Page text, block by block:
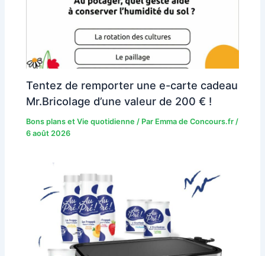
Tentez de remporter une e-carte cadeau
Mr.Bricolage d’une valeur de 200 € !
Bons plans et Vie quotidienne / Par Emma de Concours.fr /
6 août 2026